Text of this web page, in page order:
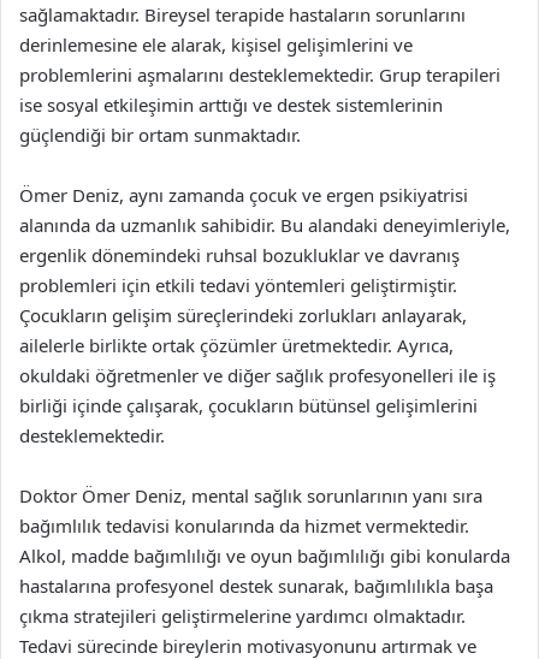
sağlamaktadır. Bireysel terapide hastaların sorunlarını
derinlemesine ele alarak, kişisel gelişimlerini ve
problemlerini aşmalarını desteklemektedir. Grup terapileri
ise sosyal etkileşimin arttığı ve destek sistemlerinin
güçlendiği bir ortam sunmaktadır.
Ömer Deniz, aynı zamanda çocuk ve ergen psikiyatrisi
alanında da uzmanlık sahibidir. Bu alandaki deneyimleriyle,
ergenlik dönemindeki ruhsal bozukluklar ve davranış
problemleri için etkili tedavi yöntemleri geliştirmiştir.
Çocukların gelişim süreçlerindeki zorlukları anlayarak,
ailelerle birlikte ortak çözümler üretmektedir. Ayrıca,
okuldaki öğretmenler ve diğer sağlık profesyonelleri ile iş
birliği içinde çalışarak, çocukların bütünsel gelişimlerini
desteklemektedir.
Doktor Ömer Deniz, mental sağlık sorunlarının yanı sıra
bağımlılık tedavisi konularında da hizmet vermektedir.
Alkol, madde bağımlılığı ve oyun bağımlılığı gibi konularda
hastalarına profesyonel destek sunarak, bağımlılıkla başa
çıkma stratejileri geliştirmelerine yardımcı olmaktadır.
Tedavi sürecinde bireylerin motivasyonunu artırmak ve